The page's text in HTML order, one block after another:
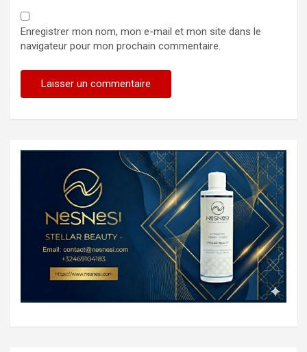
Enregistrer mon nom, mon e-mail et mon site dans le
navigateur pour mon prochain commentaire.